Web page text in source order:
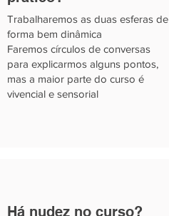
Trabalharemos as duas esferas de
forma bem dinâmica
Faremos círculos de conversas
para explicarmos alguns pontos,
mas a maior parte do curso é
vivencial e sensorial
Há nudez no curso?